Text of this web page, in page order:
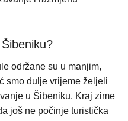
održane su u manjim,
smo dulje vrijeme željeli
u Šibeniku. Kraj zime
još ne počinje turistička